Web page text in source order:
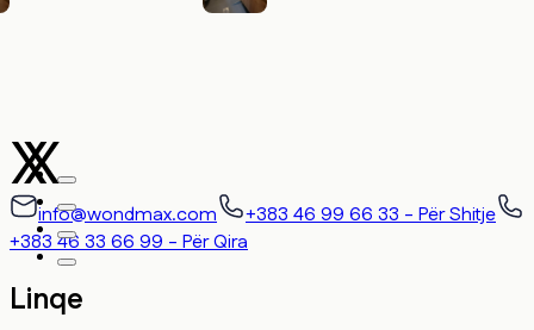
info@wondmax.com
+383 46 99 66 33 - Për Shitje
+383 46 33 66 99 - Për Qira
Linqe